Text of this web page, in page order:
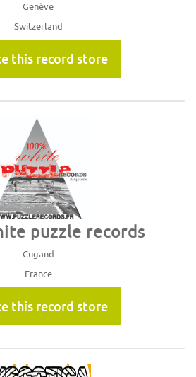
Genève
Switzerland
this record store
puzzle records
Cugand
France
this record store